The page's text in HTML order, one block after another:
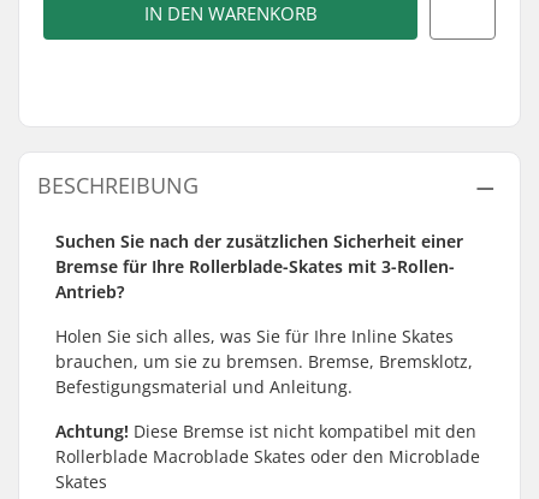
IN DEN WARENKORB
BESCHREIBUNG
Suchen Sie nach der zusätzlichen Sicherheit einer
Bremse für Ihre Rollerblade-Skates mit 3-Rollen-
Antrieb?
Holen Sie sich alles, was Sie für Ihre Inline Skates
brauchen, um sie zu bremsen. Bremse, Bremsklotz,
Befestigungsmaterial und Anleitung.
Achtung! Diese Bremse ist nicht kompatibel mit den
Rollerblade Macroblade Skates oder den Microblade
Skates